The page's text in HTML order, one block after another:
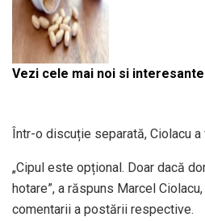
Vezi cele mai noi si
Într-o discuție separată, Ciolacu
„Cipul este opțional. Doar dacă
hotare”, a răspuns Marcel
comentarii a postării respective.